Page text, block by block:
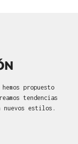
propuesto
tendencias
nuevos estilos.